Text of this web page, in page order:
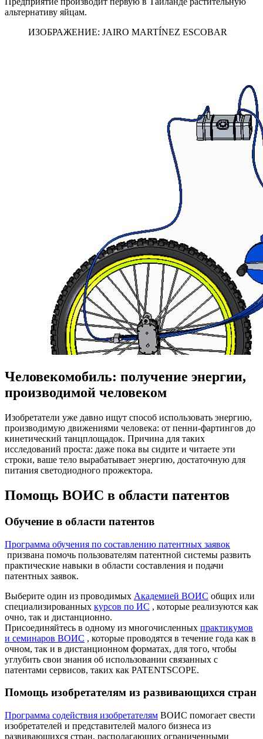
альтернативу яйцам.
ИЗОБРАЖЕНИЕ: JAIRO MARTÍNEZ ESCOBAR
Человекомобиль: получение энергии,
производимой человеком
Изобретатели уже давно ищут способ использовать энергию,
производимую движениями человека: от пенни-фартингов до
кинетический танцплощадок. Причина для таких
исследований проста: даже пока вы сидите и читаете эти
строки, ваше тело вырабатывает энергию, достаточную для
питания светодиодного прожектора.
Помощь ВОИС в области патентов
Обучение в области патентов
Программа обучения по составлению патентных заявок
призвана помочь пользователям патентной системы развить
практические навыки в области составления и подачи
патентных заявок.
Выберите один из проводимых Академией ВОИС общих или
специализированных курсов по ИС , которые реализуются как
очно, так и дистанционно.
Присоединяйтесь в одному из многочисленных практикумов
и семинаров ВОИС , которые проводятся в течение года как в
очном, так и в дистанционном форматах, для того, чтобы
углубить свои знания об использовании связанных с
патентами сервисов, таких как PATENTSCOPE.
Помощь изобретателям из развивающихся стран
Программа содействия изобретателям ВОИС помогает свести
изобретателей и представителей малого бизнеса из
развивающихся стран, располагающих ограниченными